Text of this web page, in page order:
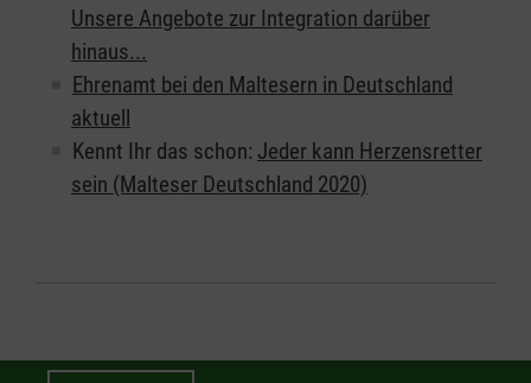
Unsere Angebote zur Integration darüber
hinaus...
Ehrenamt bei den Maltesern in Deutschland
aktuell
Kennt Ihr das schon: Jeder kann Herzensretter
sein (Malteser Deutschland 2020)